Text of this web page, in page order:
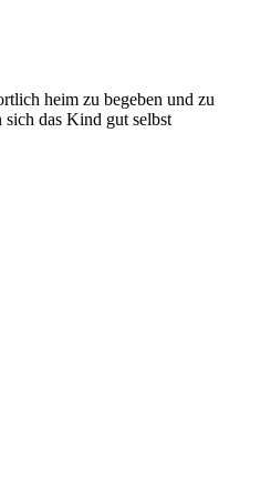
heim zu begeben und zu
das Kind gut selbst